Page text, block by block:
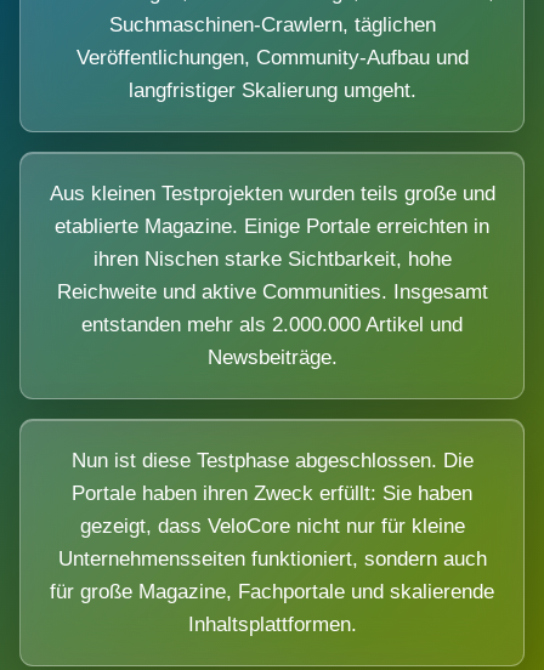
Suchmaschinen-Crawlern, täglichen
Veröffentlichungen, Community-Aufbau und
langfristiger Skalierung umgeht.
Aus kleinen Testprojekten wurden teils große und
etablierte Magazine. Einige Portale erreichten in
ihren Nischen starke Sichtbarkeit, hohe
Reichweite und aktive Communities. Insgesamt
entstanden mehr als 2.000.000 Artikel und
Newsbeiträge.
Nun ist diese Testphase abgeschlossen. Die
Portale haben ihren Zweck erfüllt: Sie haben
gezeigt, dass VeloCore nicht nur für kleine
Unternehmensseiten funktioniert, sondern auch
für große Magazine, Fachportale und skalierende
Inhaltsplattformen.